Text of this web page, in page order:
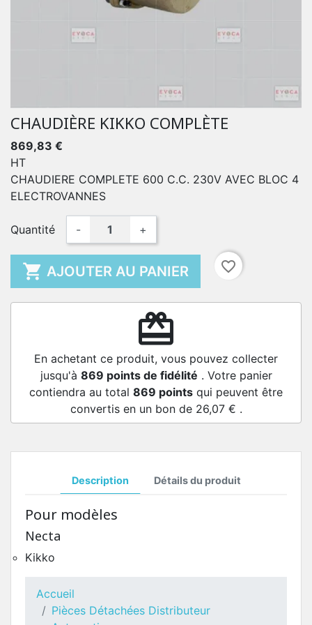
CHAUDIÈRE KIKKO COMPLÈTE
869,83 €
HT
CHAUDIERE COMPLETE 600 C.C. 230V AVEC BLOC 4
ELECTROVANNES
Quantité - +
 AJOUTER AU PANIER favorite_border
redeem
En achetant ce produit, vous pouvez collecter
jusqu'à 869 points de fidélité . Votre panier
contiendra au total 869 points qui peuvent être
convertis en un bon de 26,07 € .
Description Détails du produit
Pour modèles
Necta
Kikko
Accueil
Pièces Détachées Distributeur